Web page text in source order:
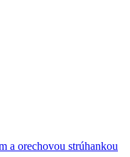
a orechovou strúhankou